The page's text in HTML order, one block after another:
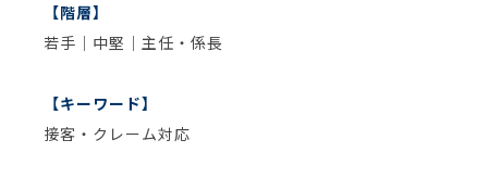
【階層】
若手｜中堅｜主任・係長
【キーワード】
接客・クレーム対応